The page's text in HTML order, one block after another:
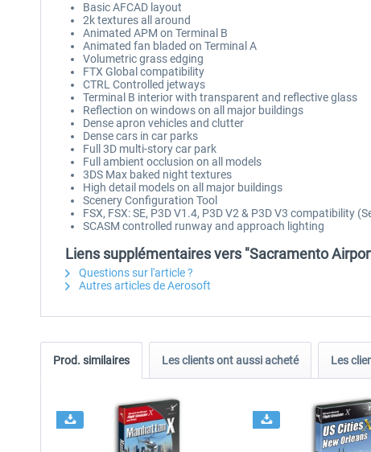
Basic AFCAD layout
2k textures all around
Animated APM on Terminal B
Animated fan bladed on Terminal A
Volumetric grass edging
FTX Global compatibility
CTRL Controlled jetways
Terminal B interior with transparent and reflective glass
Reflection on windows on all major buildings
Dense apron vehicles and clutter
Dense cars in car parks
Full 3D multi-story car park
Full ambient occlusion on all models
3DS Max baked night textures
High detail models on all major buildings
Scenery Configuration Tool
FSX, FSX: SE, P3D V1.4, P3D V2 & P3D V3 compatibility
SCASM controlled runway and approach lighting
Liens supplémentaires vers "Sacramento
Questions sur l'article ?
Autres articles de Aerosoft
Prod. similaires Les clients ont aussi acheté Les